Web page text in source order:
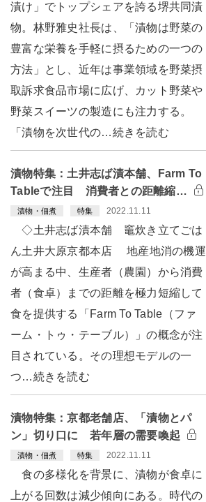
漬け」でトップシェアを誇る堺共同漬
物。林野雅史社長は、「漬物は野菜の
豊富な栄養を手軽に摂るための一つの
方法」とし、近年は事業領域を野菜摂
取訴求食品市場に広げ、カット野菜や
野菜スイーツの製造にも注力する。
「漬物を次世代の…続きを読む
漬物特集：土井志ば漬本舗、Farm To
Tableで注目 消費者との距離縮…
漬物・佃煮 特集 2022.11.11
◇土井志ば漬本舗 竈炊き立てごは
ん土井大原京都本店 地産地消の機運
が高まる中、生産者（農園）から消費
者（食卓）までの距離を極力短縮して
食を提供する「Farm To Table（ファ
ーム・トゥ・テーブル）」の概念が注
目されている。その理想モデルの一
つ…続きを読む
漬物特集：京都老舗店、「漬物とパ
ン」切り口に 若年層の需要喚起
漬物・佃煮 特集 2022.11.11
食の多様化を背景に、漬物が食卓に
上がる回数は減少傾向にある。時代の